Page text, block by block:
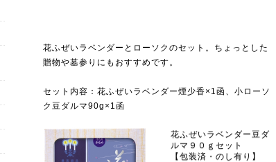
花ふぜいラベンダーとローソクのセット。ちょっとした
贈物や墓参りにもおすすめです。
セット内容：花ふぜいラベンダー煙少香×1函、小ローソ
ク豆ダルマ90g×1函
花ふぜいラベンダー豆ダ
ルマ９０ｇセット
【包装済・のし有り】